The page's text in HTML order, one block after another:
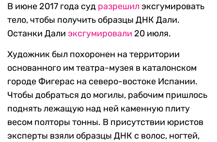
В июне 2017 года суд разрешил эксгумировать
тело, чтобы получить образцы ДНК Дали.
Останки Дали эксгумировали 20 июля.
Художник был похоронен на территории
основанного им театра-музея в каталонском
городе Фигерас на северо-востоке Испании.
Чтобы добраться до могилы, рабочим пришлось
поднять лежащую над ней каменную плиту
весом полторы тонны. В присутствии юристов
эксперты взяли образцы ДНК с волос, ногтей,